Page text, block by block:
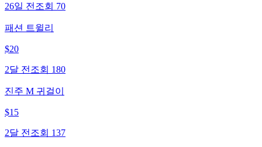
26일 전 조회 70
패션 트윌리
$20
2달 전 조회 180
진주 M 귀걸이
$15
2달 전 조회 137